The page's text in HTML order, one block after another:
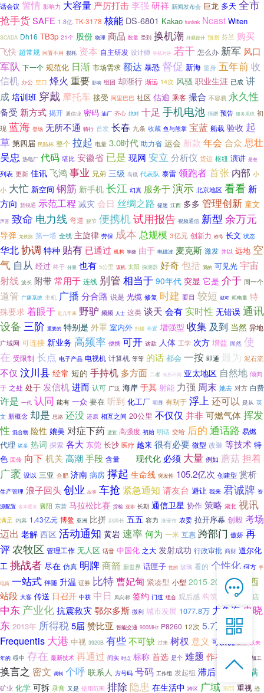
话会议 警情 影响力 大容量 严厉打击李强 研祥 新闻发布会 巨龙 多天 全市
抢手货SAFE 1.8亿 TK-3178 核能 DS-6801 Kakao funlink Ncast Witen
SCADA Dh16 TB3p 21个 股份 物理 商品 数量 受到 换机潮 外观设计 预测 芬兰 购买
飞快 超常规 闲置不用 损耗 资本 自主研发 设计师 手机对讲 若干 怎么办 新军 风口
军队 下一个 规范化 日渐 市场需求 额达 暴恐 督促 新海 量身 五年前收
信机 办公 空口 烽火 重要 影响 组团 却渐行 渐远 14次 风骚 职业生涯 已成 讲
成 培训班 穿戴 摩托车 接受 阿里巴巴 社区 估逾 乘客 撮合 不容易 永久性
备受 新方式 揭开 通信业 密码 油厂 齐心 绝对 十足 手机电池 捐赠 预告 服务系统 初
现 蓝海 登场 无所不通 骑行 首发 长春 九条 收藏 鱼与熊掌 宝蓝 船载 验收 起
草 第四届 民防杯 整个 拉起 电量 3.0时代 助力省 运会 新款 年会 合众 思壮
吴忠 热电厂 代码 堪比 安徽省 已是 现网 安立 分析仪 货运 枢纽 演讲 是在
列表 更新 佳讯 飞鸿事业 兄弟 三级 岛礁 代表队 泰雷 领跑者首张 内部 小
小 大忙 新空间 钢筋 新手机长江 幻真 服务于演示 北京地区 看看 新
方向 慧锐通 示范工程 减灾 会日 丝绸之路 提速 江西 多多 管理创新 童文
声音 致命 电力线 弯道 脱节 便携机试用报告 视频通信 新型 余万元
导弹 龙铁路 第一塔 全线 主旋律 劳保 成本 总规模 3亿元 创新力 称号 长文 状态
华北协调 特种 贴有 已通过 机构 等级 由于 电磁波 麦克斯 激发 并以 远地 空
气 自从 经过 终于 分量 也有 5公里 该机 太阳 探测器 好奇包括 我的 可见光 宇宙
射线 波长 附带常用于 连线 别管 相当于 90年代 突显 它是 介于 同一个
道管 广播系统 主机 广播 分合路 说是 光缆 修复 时建 要目 较短 就可 耗电量 特
殊要求 着眼于 近几年来 野驴 频频 人士 这类 谈天 会有 实时性 无错误 通讯
设备 三阶 重要的 特别是 外罩 室内外 扫描 布置 增强型 收集 及到 当然 异地
广域网 可连接 新业务 高频率 便携 可开 这款 人体 工学 次方 增益 固然 使
在 受限制 长点 电子产品 电视机 计算机 等等 的话 都会 一按 即通 最为 泥石流
不仅 汶川县 经常 短的 手持机 多方面 二者 有所不同 亚太地区 自然地 倾向
于 之处 处于 发信机进而 认可 广泛 海岸 于其 射能 力强 周末 她去 对方 白费
许是 一代 认同 能有 一众 要在 听到 化工厂 明显 有别于 浮上还可以 是从 英
文 新概念 却是 思路 还没 还原 相互之间 20公里 不仅仅 并非可燃气体挥发
性 混合物 险性 媲美 对症下药 适宜 高强度 初始 明话 交给 后的 通话路 易燃
代理 诸多 热词 探索 各大 东莞 长沙 医疗 越来 很有必要 微型 改装 等技术 特
色 回传 向下机关 高潮 手段 含量 现代化 必须 大量 例如 蘑菇 担着
广袤 设以 三亚 合肥 济南 病房 撑起 生命线 突发性 105.2亿次 创建型 赏析
生产管理 浪子回头创业 故事 车抢 紧急通知 请友台 避让 我来 君诚牌 资
源配置 舍本逐末 襄阳 东营 马拉松比赛 货检 亚非 长期 通信卫星 协作 策略 湖北 视讯
满足 内幕 1.43亿元 博鳌 亚洲 比拼 副局长 五五 容力 淮安市 农委 拉开序幕 创毅 考场
迈出 老解 西区 活动通知 黄岩 速率何为 一米 互惠 跨部门 傲娇 再
评农牧区 管理工作 无人区 话音 中国化 之大 发射成功 行政审批 商财 道尔化
工 挑战者 尽在 仿真 明牌商箭 新世界 话匣子 性的 玻璃 看的 个性化 何方 手
电筒 一站式 伴随 升温 证券 比特曹妃甸 紧凑型 小型 2015-2016年 海西
站段 大客 传送 日召开 中获 中日 风向标 签约 门道 组合 观后感 构筑 新产品 巡店
中东 产业化抗震救灾鄂尔多斯 微利 城市发展 1077.8万 力争海 史晓
东 2013年 所得税5届 赞比亚 智能交通 900MHz P8260 12次 5.7万
Frequentis 大港 中视 3920B 有些不可缺 过来 树杈 意义 可以说 诞生 以来
年的 绥中 存在 最新技术 再通过 间实 时点 标称 首选 是个 难题 作在 火电 食品加工
换言之 密文 调制 个呼 联系人 方号码 号码 工作组 发起组 滞后 高级 可满
矿业 化学 可拆 录音 又是 使用范围 排除 隐患 在生活中 跨区 广域 刑罚 重视 恐


在线客服
7*12 QQ在线，服务咨询

服务热线
恭候聆听，023-86382199手机直接点击
拨打

